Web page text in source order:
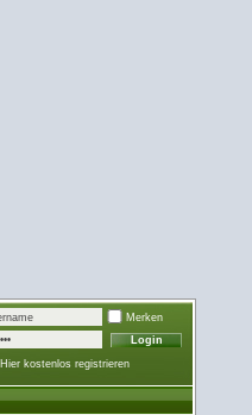
Merken
Hier kostenlos registrieren